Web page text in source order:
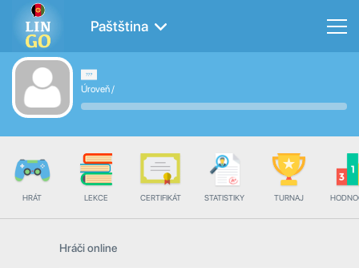
Paštština
Úroveň/
HRÁT LEKCE CERTIFIKÁT STATISTIKY TURNAJ
Hráči online